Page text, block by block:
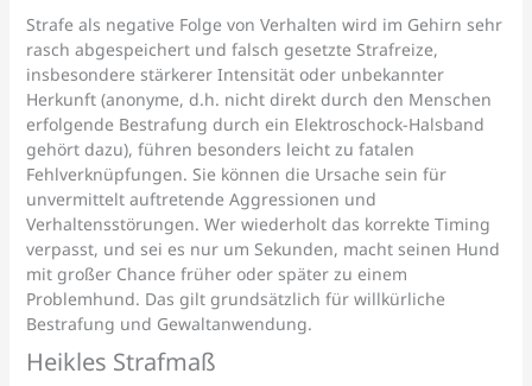
Strafe als negative Folge von Verhalten wird im Gehirn sehr
rasch abgespeichert und falsch gesetzte Strafreize,
insbesondere stärkerer Intensität oder unbekannter
Herkunft (anonyme, d.h. nicht direkt durch den Menschen
erfolgende Bestrafung durch ein Elektroschock-Halsband
gehört dazu), führen besonders leicht zu fatalen
Fehlverknüpfungen. Sie können die Ursache sein für
unvermittelt auftretende Aggressionen und
Verhaltensstörungen. Wer wiederholt das korrekte Timing
verpasst, und sei es nur um Sekunden, macht seinen Hund
mit großer Chance früher oder später zu einem
Problemhund. Das gilt grundsätzlich für willkürliche
Bestrafung und Gewaltanwendung.
Heikles Strafmaß